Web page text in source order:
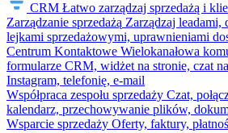
CRM Łatwo zarządzaj sprzedażą i
Zarządzanie sprzedażą Zarządzaj leadami,
lejkami sprzedażowymi, uprawnieniami
Centrum Kontaktowe Wielokanałowa
formularze CRM, widżet na stronie, czat
Instagram, telefonię, e-mail
Współpraca zespołu sprzedaży Czat,
kalendarz, przechowywanie plików,
Wsparcie sprzedaży Oferty, faktury,